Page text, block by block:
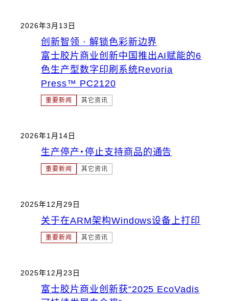
2026年3月13日
创新智领 · 解锁色彩新边界
富士胶片商业创新中国推出AI赋能的6
色生产型数字印刷系统Revoria
Press™ PC2120
重要新闻 其它资讯
2026年1月14日
生产停产・停止支持商品的通告
重要新闻 其它资讯
2025年12月29日
关于在ARM架构Windows设备上打印
重要新闻 其它资讯
2025年12月23日
富士胶片商业创新获“2025 EcoVadis